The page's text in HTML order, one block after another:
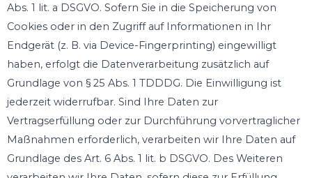
Abs. 1 lit. a DSGVO. Sofern Sie in die Speicherung von
Cookies oder in den Zugriff auf Informationen in Ihr
Endgerät (z. B. via Device-Fingerprinting) eingewilligt
haben, erfolgt die Datenverarbeitung zusätzlich auf
Grundlage von § 25 Abs. 1 TDDDG. Die Einwilligung ist
jederzeit widerrufbar. Sind Ihre Daten zur
Vertragserfüllung oder zur Durchführung vorvertraglicher
Maßnahmen erforderlich, verarbeiten wir Ihre Daten auf
Grundlage des Art. 6 Abs. 1 lit. b DSGVO. Des Weiteren